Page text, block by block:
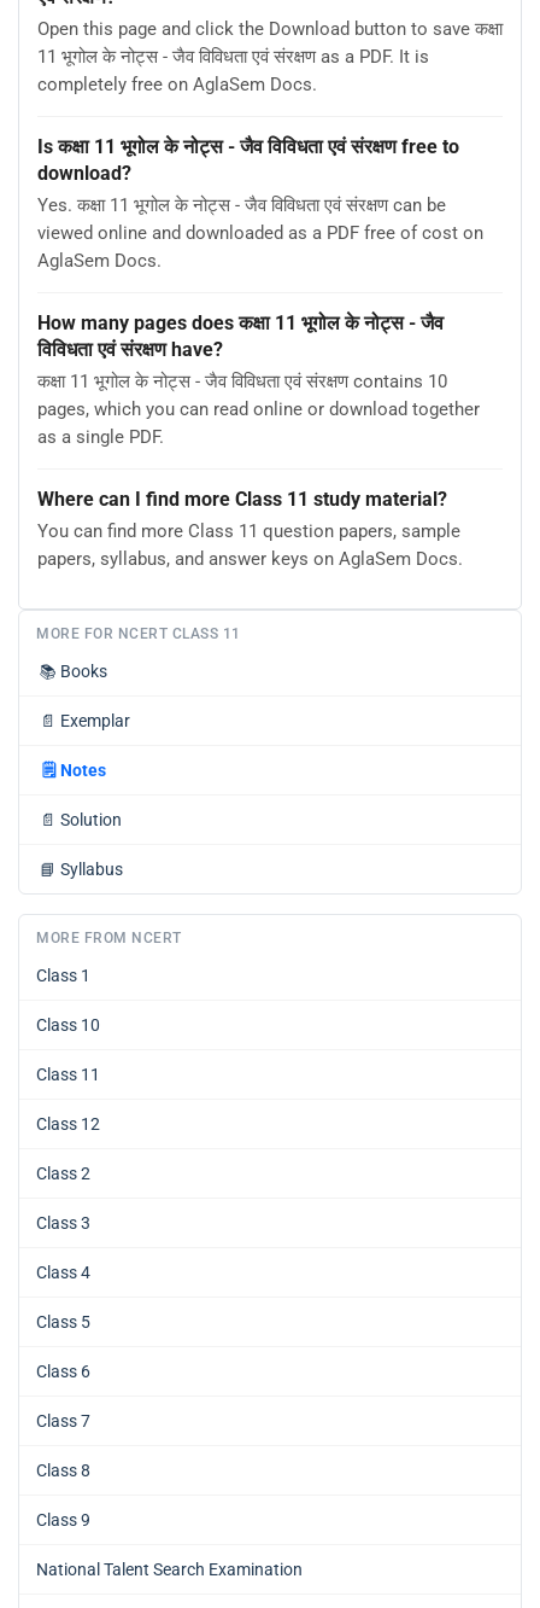
Open this page and click the Download button to save कक्षा
11 भूगोल के नोट्स - जैव विविधता एवं संरक्षण as a PDF. It is
completely free on AglaSem Docs.
Is कक्षा 11 भूगोल के नोट्स - जैव विविधता एवं संरक्षण free to
download?
Yes. कक्षा 11 भूगोल के नोट्स - जैव विविधता एवं संरक्षण can be
viewed online and downloaded as a PDF free of cost on
AglaSem Docs.
How many pages does कक्षा 11 भूगोल के नोट्स - जैव
विविधता एवं संरक्षण have?
कक्षा 11 भूगोल के नोट्स - जैव विविधता एवं संरक्षण contains 10
pages, which you can read online or download together
as a single PDF.
Where can I find more Class 11 study material?
You can find more Class 11 question papers, sample
papers, syllabus, and answer keys on AglaSem Docs.
MORE FOR NCERT CLASS 11
📚 Books
📄 Exemplar
🗒️ Notes
📄 Solution
📘 Syllabus
MORE FROM NCERT
Class 1
Class 10
Class 11
Class 12
Class 2
Class 3
Class 4
Class 5
Class 6
Class 7
Class 8
Class 9
National Talent Search Examination